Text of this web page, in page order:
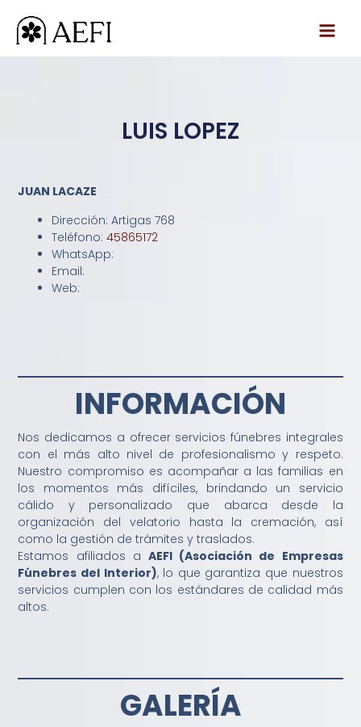
contenido
LUIS LOPEZ
JUAN LACAZE
Dirección: Artigas 768
Teléfono: 45865172
WhatsApp:
Email:
Web:
INFORMACIÓN
Nos dedicamos a ofrecer servicios fúnebres integrales
con el más alto nivel de profesionalismo y respeto.
Nuestro compromiso es acompañar a las familias en
los momentos más difíciles, brindando un servicio
cálido y personalizado que abarca desde la
organización del velatorio hasta la cremación, así
como la gestión de trámites y traslados.
Estamos afiliados a AEFI (Asociación de Empresas
Fúnebres del Interior), lo que garantiza que nuestros
servicios cumplen con los estándares de calidad más
altos.
GALERÍA